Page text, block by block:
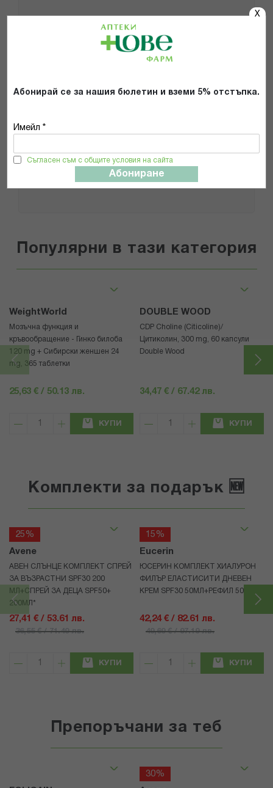
X
Абонирай се за нашия бюлетин и вземи 5% отстъпка.
Имейл *
Съгласен съм с общите условия на сайта
Абониране
Прочетох и се съгласявам с
ИЗПРАТИ
Популярни в тази категория
WeightWorld
Mозъчна функция и
кръвообращение - Гинко билоба
120 mg + Сибирски женшен 24
mg, 365 таблетки
25,63 € / 50.13 лв.
КУПИ
DOUBLE WOOD
CDP Choline (Citicoline)/
Цитиколин, 300 mg, 60 капсули
Double Wood
34,47 € / 67.42 лв.
КУПИ
Комплекти за подарък 🆕
25%
Avene
АВЕН СЛЪНЦЕ КОМПЛЕКТ СПРЕЙ
ЗА ВЪЗРАСТНИ SPF30 200
МЛ+СПРЕЙ ЗА ДЕЦА SPF50+
200МЛ*
27,41 € / 53.61 лв.
36,55 € / 71.49 лв.
КУПИ
15%
Eucerin
ЮСЕРИН КОМПЛЕКТ ХИАЛУРОН
ФИЛЪР ЕЛАСТИСИТИ ДНЕВЕН
КРЕМ SPF30 50МЛ+РЕФИЛ 50МЛ
42,24 € / 82.61 лв.
49,69 € / 97.19 лв.
КУПИ
Препоръчани за теб
30%